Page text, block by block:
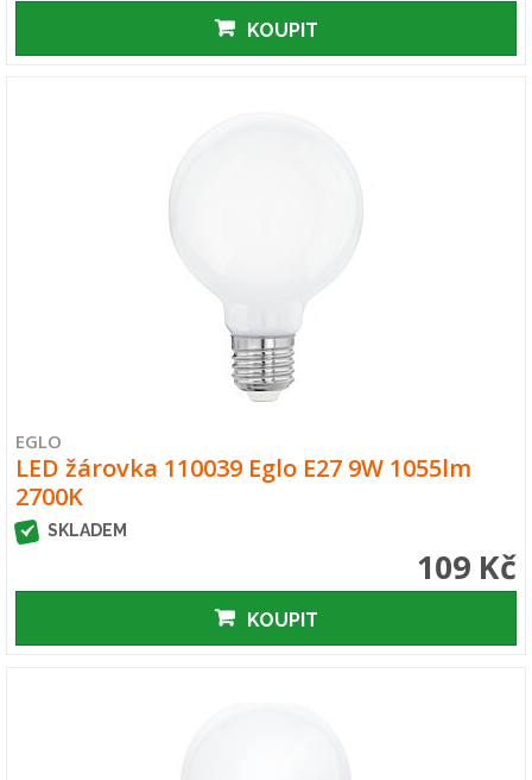
KOUPIT
EGLO
LED žárovka 110039 Eglo E27 9W 1055lm
2700K
SKLADEM
109 Kč
KOUPIT